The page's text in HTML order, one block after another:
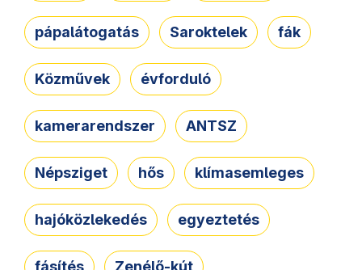
pápalátogatás Saroktelek fák
Közművek évforduló
kamerarendszer ANTSZ
Népsziget hős klímasemleges
hajóközlekedés egyeztetés
fásítés Zenélő-kút